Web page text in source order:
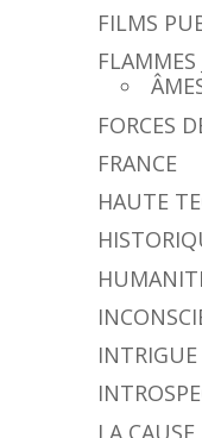
FILMS
FLAMMES
FORCES
FRANCE
HAUTE
INTRIGUE
LA